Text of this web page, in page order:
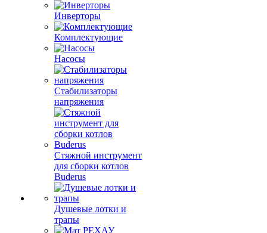
Инверторы
Комплектующие
Насосы
Стабилизаторы
напряжения
Стяжной инструмент
для сборки котлов
Buderus
Душевые лотки и
трапы